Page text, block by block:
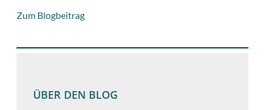
Zum Blogbeitrag
ÜBER DEN BLOG